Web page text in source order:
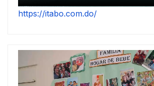
https://itabo.com.do/